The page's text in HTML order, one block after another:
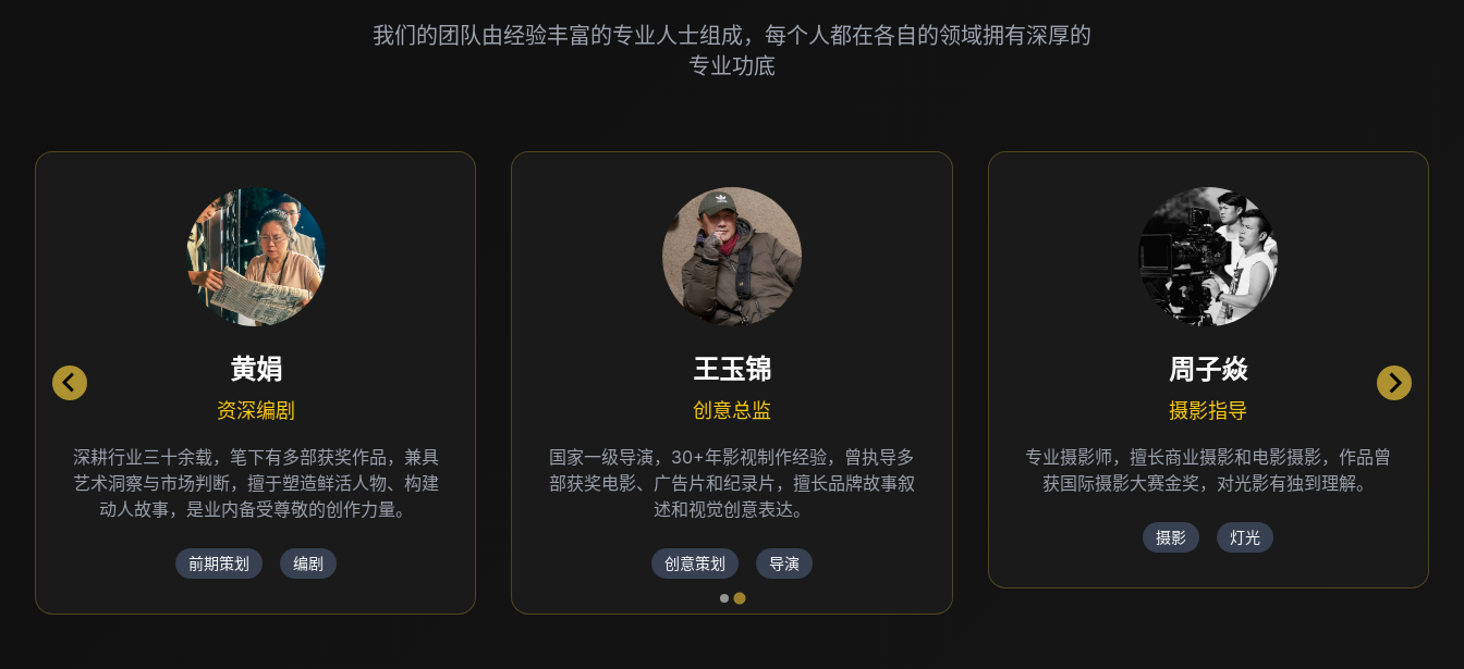
我们的团队由经验丰富的专业人士组成，每个人都在各自的领域拥有深厚的
专业功底
黄娟
资深编剧
深耕行业三十余载，笔下有多部获奖作品，兼具
艺术洞察与市场判断，擅于塑造鲜活人物、构建
动人故事，是业内备受尊敬的创作力量。
前期策划 编剧
王玉锦
创意总监
国家一级导演，30+年影视制作经验，曾执导多
部获奖电影、广告片和纪录片，擅长品牌故事叙
述和视觉创意表达。
创意策划 导演
周子焱
摄影指导
专业摄影师，擅长商业摄影和电影摄影，作品曾
获国际摄影大赛金奖，对光影有独到理解。
摄影 灯光